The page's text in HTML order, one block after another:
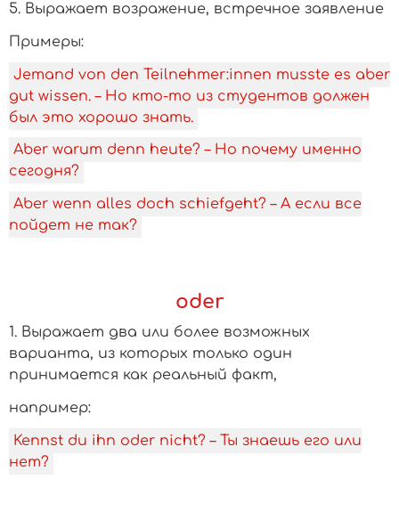
5. Выражает возражение, встречное заявление
­Примеры:
Jemand von den Teilnehmer:innen musste es aber
gut wissen. – Но кто-то из студентов должен
был это хорошо знать.
Aber warum denn heute? – Но почему именно
сегодня?
Aber wenn alles doch schiefgeht? – А если все
пойдет не так?
oder
1. Выражает два или более возможных
варианта, из которых только один
принимается как реальный факт,
­например:
Kennst du ihn oder nicht? – Ты знаешь его или
нет?